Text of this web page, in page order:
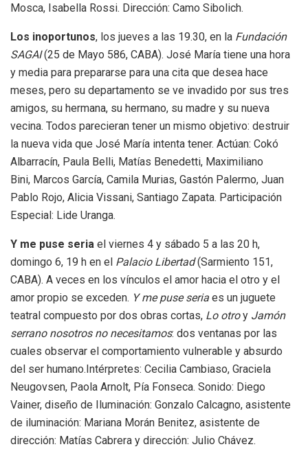
Mosca, Isabella Rossi. Dirección: Camo Sibolich.
Los inoportunos, los jueves a las 19.30, en la Fundación
SAGAI(25 de Mayo 586, CABA). José María tiene una hora
y media para prepararse para una cita que desea hace
meses, pero su departamento se ve invadido por sus tres
amigos, su hermana, su hermano, su madre y su nueva
vecina. Todos parecieran tener un mismo objetivo: destruir
la nueva vida que José María intenta tener. Actúan: Cokó
Albarracín, Paula Belli, Matías Benedetti, Maximiliano
Bini, Marcos García, Camila Murias, Gastón Palermo, Juan
Pablo Rojo, Alicia Vissani, Santiago Zapata. Participación
Especial: Lide Uranga.
Y me puse seria el viernes 4 y sábado 5 a las 20 h,
domingo 6, 19 h en el Palacio Libertad(Sarmiento 151,
CABA). A veces en los vínculos el amor hacia el otro y el
amor propio se exceden. Y me puse seria es un juguete
teatral compuesto por dos obras cortas, Lo otroy Jamón
serrano nosotros no necesitamos: dos ventanas por las
cuales observar el comportamiento vulnerable y absurdo
del ser humano.Intérpretes: Cecilia Cambiaso, Graciela
Neugovsen, Paola Arnolt, Pía Fonseca. Sonido: Diego
Vainer, diseño de Iluminación: Gonzalo Calcagno, asistente
de iluminación: Mariana Morán Benitez, asistente de
dirección: Matías Cabrera y dirección: Julio Chávez.